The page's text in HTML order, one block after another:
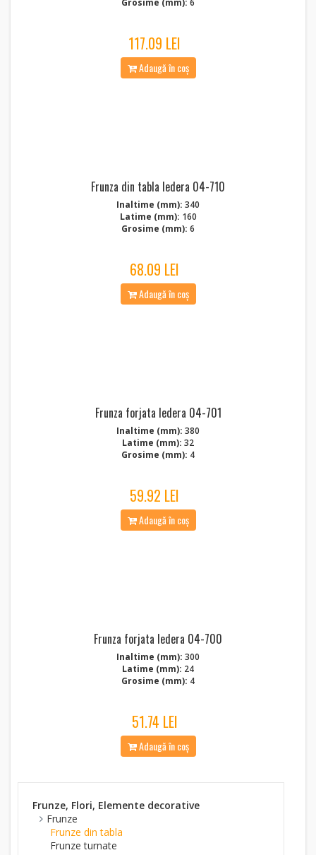
Grosime (mm): 6
117.09 LEI
Adaugă în coș
Frunza din tabla Iedera 04-710
Inaltime (mm): 340
Latime (mm): 160
Grosime (mm): 6
68.09 LEI
Adaugă în coș
Frunza forjata Iedera 04-701
Inaltime (mm): 380
Latime (mm): 32
Grosime (mm): 4
59.92 LEI
Adaugă în coș
Frunza forjata Iedera 04-700
Inaltime (mm): 300
Latime (mm): 24
Grosime (mm): 4
51.74 LEI
Adaugă în coș
Frunze, Flori, Elemente decorative
Frunze
Frunze din tabla
Frunze turnate